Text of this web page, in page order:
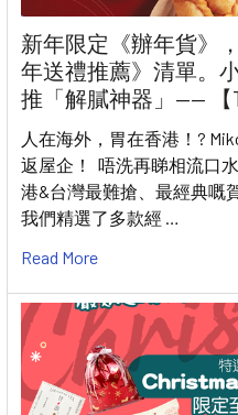
新年限定《辦年貨》
年送禮推薦》清單。
推「解膩神器」—— 【
人在海外，胃在香港！?
返屋企！ 唔洗再睇相流口
港&台灣最難搶、最經典嘅
我們精選了多款經 …
Read More